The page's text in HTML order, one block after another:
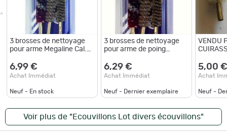
3 brosses de nettoyage
pour arme Megaline Cal.
6,99 €
Achat Immédiat
Neuf - En stock
3 brosses de nettoyage
pour arme de poing
6,29 €
Achat Immédiat
Neuf - Dernier exemplaire
VENDU
5,00 €
Achat
Neuf -
Voir plus de "Ecouvillons Lot divers écouvillons"